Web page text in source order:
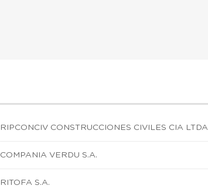
RIPCONCIV CONSTRUCCIONES CIVILES CIA LTDA
COMPANIA VERDU S.A.
RITOFA S.A.